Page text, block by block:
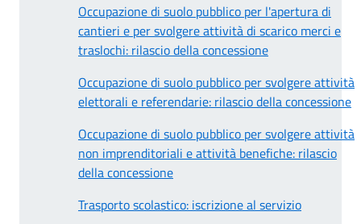
Occupazione di suolo pubblico per l'apertura di
cantieri e per svolgere attività di scarico merci e
traslochi: rilascio della concessione
Occupazione di suolo pubblico per svolgere attività
elettorali e referendarie: rilascio della concessione
Occupazione di suolo pubblico per svolgere attività
non imprenditoriali e attività benefiche: rilascio
della concessione
Trasporto scolastico: iscrizione al servizio